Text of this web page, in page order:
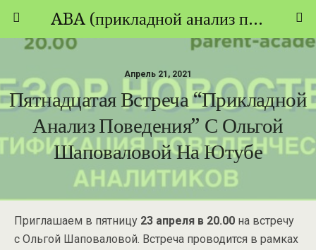
ABA (прикладной анализ поведения) - ТЕОРИЯ И ПРАКТИКА
Апрель 21, 2021
Пятнадцатая Встреча “Прикладной
Анализ Поведения” С Ольгой
Шаповаловой На Ютубе
Приглашаем в пятницу 23 апреля в 20.00 на встречу
с Ольгой Шаповаловой. Встреча проводится в рамках